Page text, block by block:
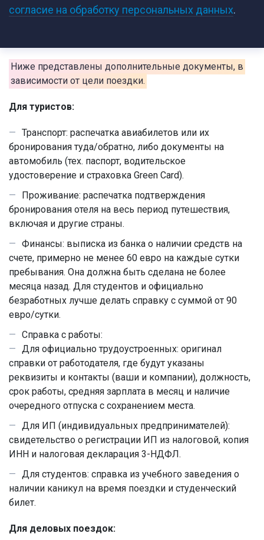
согласие на обработку персональных данных.
Ниже представлены дополнительные документы, в
зависимости от цели поездки.
Для туристов:
Транспорт: распечатка авиабилетов или их
бронирования туда/обратно, либо документы на
автомобиль (тех. паспорт, водительское
удостоверение и страховка Green Card).
Проживание: распечатка подтверждения
бронирования отеля на весь период путешествия,
включая и другие страны.
Финансы: выписка из банка о наличии средств на
счете, примерно не менее 60 евро на каждые сутки
пребывания. Она должна быть сделана не более
месяца назад. Для студентов и официально
безработных лучше делать справку с суммой от 90
евро/сутки.
Справка с работы:
Для официально трудоустроенных: оригинал
справки от работодателя, где будут указаны
реквизиты и контакты (ваши и компании), должность,
срок работы, средняя зарплата в месяц и наличие
очередного отпуска с сохранением места.
Для ИП (индивидуальных предпринимателей):
свидетельство о регистрации ИП из налоговой, копия
ИНН и налоговая декларация 3-НДФЛ.
Для студентов: справка из учебного заведения о
наличии каникул на время поездки и студенческий
билет.
Для деловых поездок: